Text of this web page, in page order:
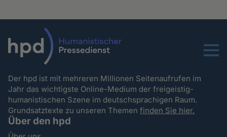
Menu
Der hpd ist mit mehreren Millionen Seitenaufrufen im
Jahr das wichtigste Online-Medium der freigeistig-
humanistischen Szene im deutschsprachigen Raum.
Grundsatztexte zu unseren Themenfinden Sie hier.
Über den hpd